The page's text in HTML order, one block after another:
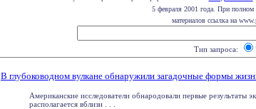
5 февраля 2001 года. При полном
материалов ссылка на
Тип запроса:
В глубоководном вулкане обнаружили загадочные формы
Американские исследователи обнародовали первые
располагается вблизи . . .